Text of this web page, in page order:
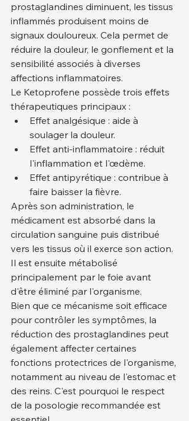
prostaglandines diminuent, les tissus
inflammés produisent moins de
signaux douloureux. Cela permet de
réduire la douleur, le gonflement et la
sensibilité associés à diverses
affections inflammatoires.
Le Ketoprofene possède trois effets
thérapeutiques principaux :
Effet analgésique : aide à
soulager la douleur.
Effet anti-inflammatoire : réduit
l'inflammation et l'œdème.
Effet antipyrétique : contribue à
faire baisser la fièvre.
Après son administration, le
médicament est absorbé dans la
circulation sanguine puis distribué
vers les tissus où il exerce son action.
Il est ensuite métabolisé
principalement par le foie avant
d'être éliminé par l'organisme.
Bien que ce mécanisme soit efficace
pour contrôler les symptômes, la
réduction des prostaglandines peut
également affecter certaines
fonctions protectrices de l'organisme,
notamment au niveau de l'estomac et
des reins. C'est pourquoi le respect
de la posologie recommandée est